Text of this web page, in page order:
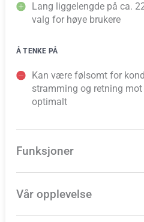
Lang liggelengde på ca.
valg for høye brukere
Å TENKE PÅ
Kan være følsomt for
stramming og retning
optimalt
Funksjoner
Vår opplevelse